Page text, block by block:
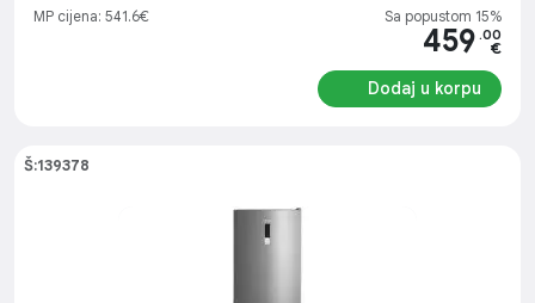
MP cijena: 541.6€ Sa popustom 15%
459 .00
€
Dodaj u korpu
Š:139378